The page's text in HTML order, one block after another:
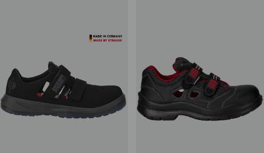
In der Norm enthaltene Sicherheitsklassen:
S1P
Mit durchtrittsicherer Stahlsohle
S1PL
Wie S1P, zusätzlich mit durchtrittsicherer Textilsohle nach